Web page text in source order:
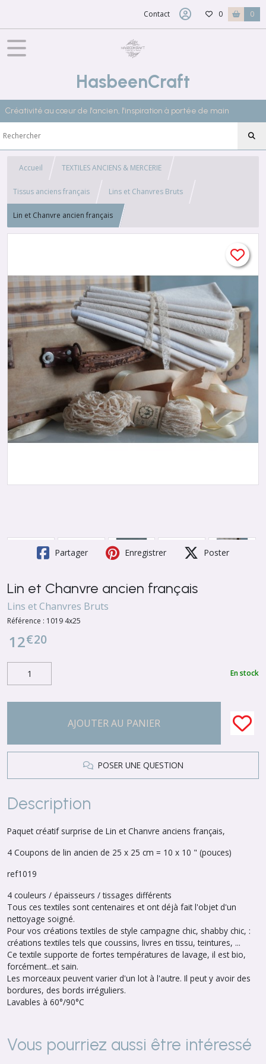
Contact 0 0
HasbeenCraft
Créativité au cœur de l'ancien, l'inspiration à portée de main
Accueil TEXTILES ANCIENS & MERCERIE
Tissus anciens français Lins et Chanvres Bruts
Lin et Chanvre ancien français
Partager Enregistrer Poster
Lin et Chanvre ancien français
Lins et Chanvres Bruts
Référence : 1019 4x25
12€20
En stock
AJOUTER AU PANIER
POSER UNE QUESTION
Description
Paquet créatif surprise de Lin et Chanvre anciens français,
4 Coupons de lin ancien de 25 x 25 cm = 10 x 10 " (pouces)
ref1019
4 couleurs / épaisseurs / tissages différents
Tous ces textiles sont centenaires et ont déjà fait l'objet d'un
nettoyage soigné.
Pour vos créations textiles de style campagne chic, shabby chic, :
créations textiles tels que coussins, livres en tissu, teintures, ...
Ce textile supporte de fortes températures de lavage, il est bio,
forcément...et sain.
Les morceaux peuvent varier d'un lot à l'autre. Il peut y avoir des
bordures, des bords irréguliers.
Lavables à 60°/90°C
Vous pourriez aussi être intéressé